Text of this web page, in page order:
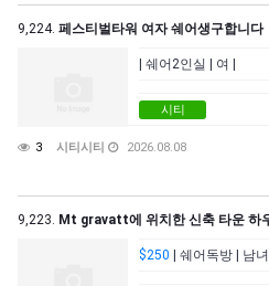
9,224. 페스티벌타워 여자 쉐어생구합니다
| 쉐어2인실 | 여 |
시티
3 시티시티 2026.08.08
9,223. Mt gravatt에 위치한 신축 타운 하
$250 | 쉐어독방 | 남